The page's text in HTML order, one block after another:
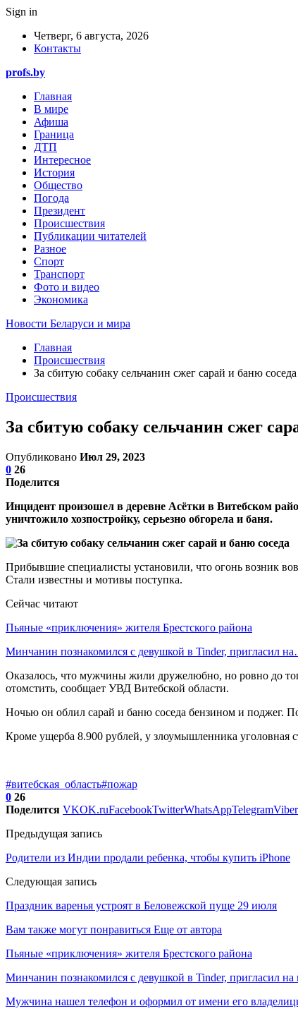
Sign in
Четверг, 6 августа, 2026
Контакты
profs.by
Главная
В мире
Афиша
Граница
ДТП
Интересное
История
Общество
Погода
Президент
Происшествия
Публикации читателей
Разное
Спорт
Транспорт
Фото и видео
Экономика
Новости Беларуси и мира
Главная
Происшествия
За сбитую собаку сельчанин сжег сарай и баню соседа
Происшествия
За сбитую собаку сельчанин сжег
Опубликовано Июл 29, 2023
0 26
Поделится
Инцидент произошел в деревне Асётки в Витебском
уничтожило хозпостройку, серьезно обгорела и баня.
Прибывшие специалисты установили, что огонь возник
Стали известны и мотивы поступка.
Сейчас читают
Пьяные «приключения» жителя Брестского района
Минчанин познакомился с девушкой в Tinder, пригласил
Оказалось, что мужчины жили дружелюбно, но ровно до
отомстить, сообщает УВД Витебской области.
Ночью он облил сарай и баню соседа бензином и поджег.
Кроме ущерба 8.900 рублей, у злоумышленника уголовная
#витебская_область#пожар
0 26
Поделится VKOK.ruFacebookTwitterWhatsAppTelegramViber
Предыдущая запись
Родители из Индии продали ребенка, чтобы купить iPhone
Следующая запись
Праздник варенья устроят в Беловежской пуще 29 июля
Вам также могут понравиться Еще от автора
Пьяные «приключения» жителя Брестского района
Минчанин познакомился с девушкой в Tinder, пригласил на
Мужчина нашел телефон и оформил от имени его